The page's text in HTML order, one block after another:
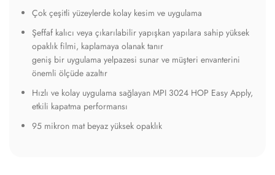
Çok çeşitli yüzeylerde kolay kesim ve uygulama
Şeffaf kalıcı veya çıkarılabilir yapışkan yapılara sahip yüksek
opaklık filmi, kaplamaya olanak tanır
geniş bir uygulama yelpazesi sunar ve müşteri envanterini
önemli ölçüde azaltır
Hızlı ve kolay uygulama sağlayan MPI 3024 HOP Easy Apply,
etkili kapatma performansı
95 mikron mat beyaz yüksek opaklık